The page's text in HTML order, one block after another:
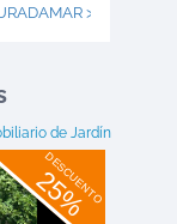
>
de Jardín
DESCUENTO
25%